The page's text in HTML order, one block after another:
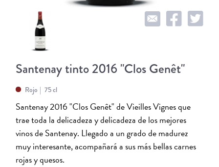
Santenay tinto 2016 "Clos Genêt"
Rojo 75 cl
Santenay 2016 "Clos Genêt" de Vieilles Vignes que
trae toda la delicadeza y delicadeza de los mejores
vinos de Santenay. Llegado a un grado de madurez
muy interesante, acompañará a sus más bellas carnes
rojas y quesos.